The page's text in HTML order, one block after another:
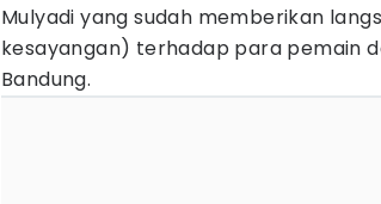
Mulyadi yang sudah memberikan
kesayangan) terhadap para pemain
Bandung.